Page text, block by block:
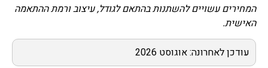
המחירים עשויים להשתנות בהתאם לגודל, עיצוב ורמת ההתאמה
האישית.
עודכן לאחרונה: אוגוסט 2026